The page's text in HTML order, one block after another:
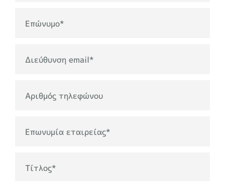
Επώνυμο*
Διεύθυνση email*
Αριθμός τηλεφώνου
Επωνυμία εταιρείας*
Τίτλος*